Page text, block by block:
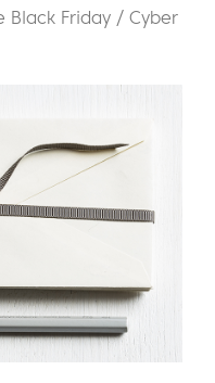
Black Friday / Cyber